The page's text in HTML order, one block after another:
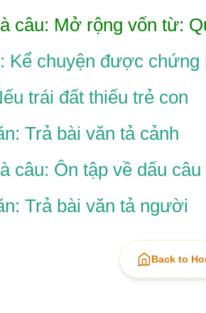
câu: Mở rộng vốn từ:
Kể chuyện được chứng
trái đất thiếu trẻ con
Trả bài văn tả cảnh
câu: Ôn tập về dấu
Trả bài văn tả người
Back to